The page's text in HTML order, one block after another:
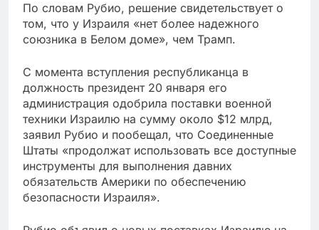
По словам Рубио, решение свидетельствует о
том, что у Израиля «нет более надежного
союзника в Белом доме», чем Трамп.
С момента вступления республиканца в
должность президент 20 января его
администрация одобрила поставки военной
техники Израилю на сумму около $12 млрд,
заявил Рубио и пообещал, что Соединенные
Штаты «продолжат использовать все доступные
инструменты для выполнения давних
обязательств Америки по обеспечению
безопасности Израиля».